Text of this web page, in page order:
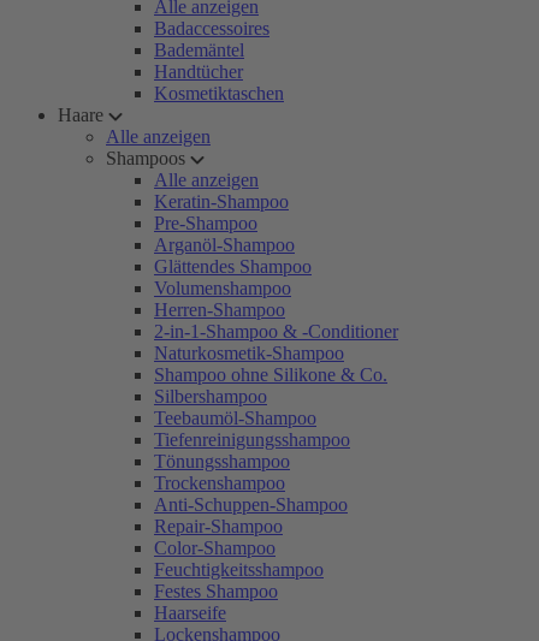
Alle anzeigen
Badaccessoires
Bademäntel
Handtücher
Kosmetiktaschen
Haare
Alle anzeigen
Shampoos
Alle anzeigen
Keratin-Shampoo
Pre-Shampoo
Arganöl-Shampoo
Glättendes Shampoo
Volumenshampoo
Herren-Shampoo
2-in-1-Shampoo & -Conditioner
Naturkosmetik-Shampoo
Shampoo ohne Silikone & Co.
Silbershampoo
Teebaumöl-Shampoo
Tiefenreinigungsshampoo
Tönungsshampoo
Trockenshampoo
Anti-Schuppen-Shampoo
Repair-Shampoo
Color-Shampoo
Feuchtigkeitsshampoo
Festes Shampoo
Haarseife
Lockenshampoo